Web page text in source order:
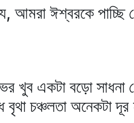
আমরা ঈশ্বরকে পাচ্ছি
খুব একটা বড়ো সাধনা
চঞ্চলতা অনেকটা